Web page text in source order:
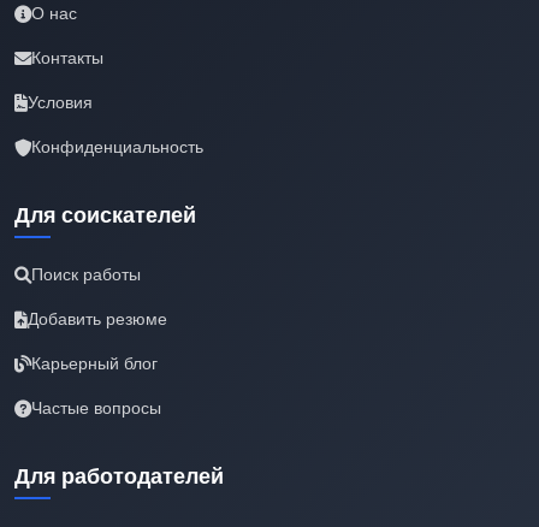
О нас
Контакты
Условия
Конфиденциальность
Для соискателей
Поиск работы
Добавить резюме
Карьерный блог
Частые вопросы
Для работодателей